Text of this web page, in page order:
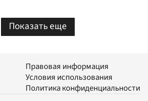
Показать еще
Правовая информация
Условия использования
Политика конфиденциальности